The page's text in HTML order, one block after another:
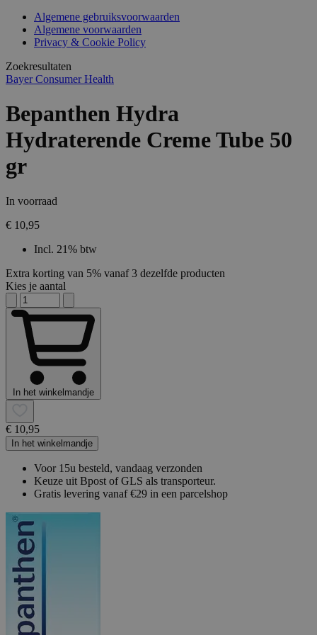
Algemene gebruiksvoorwaarden
Algemene voorwaarden
Privacy & Cookie Policy
Zoekresultaten
Bayer Consumer Health
Bepanthen Hydra
Hydraterende Creme Tube 50
gr
In voorraad
€ 10,95
Incl. 21% btw
Extra korting van 5% vanaf 3 dezelfde producten
Kies je aantal
In het winkelmandje
€ 10,95
In het winkelmandje
Voor 15u besteld, vandaag verzonden
Keuze uit Bpost of GLS als transporteur.
Gratis levering vanaf €29 in een parcelshop